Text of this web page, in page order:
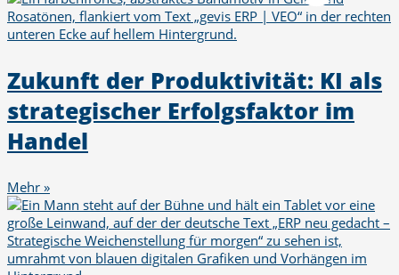
Zukunft der Produktivität: KI als
strategischer Erfolgsfaktor im
Handel
Mehr »